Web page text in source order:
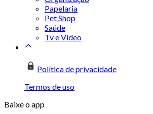
Papelaria
Pet Shop
Saúde
Tv e Vídeo
Política de privacidade
Termos de uso
Baixe o app